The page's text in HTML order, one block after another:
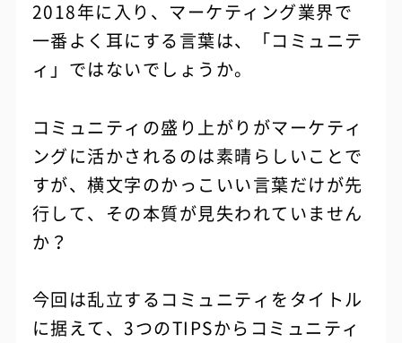
2018年に入り、マーケティング業界で
一番よく耳にする言葉は、「コミュニテ
ィ」ではないでしょうか。
コミュニティの盛り上がりがマーケティ
ングに活かされるのは素晴らしいことで
すが、横文字のかっこいい言葉だけが先
行して、その本質が見失われていません
か？
今回は乱立するコミュニティをタイトル
に据えて、3つのTIPSからコミュニティ